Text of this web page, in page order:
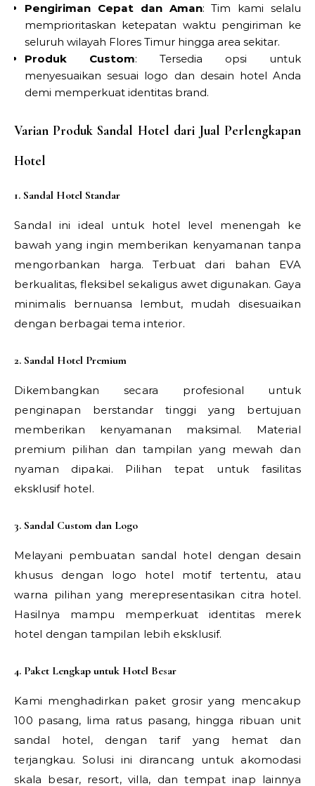
Pengiriman Cepat dan Aman: Tim kami selalu
memprioritaskan ketepatan waktu pengiriman ke
seluruh wilayah Flores Timur hingga area sekitar.
Produk Custom: Tersedia opsi untuk
menyesuaikan sesuai logo dan desain hotel Anda
demi memperkuat identitas brand.
Varian Produk Sandal Hotel dari Jual Perlengkapan
Hotel
1. Sandal Hotel Standar
Sandal ini ideal untuk hotel level menengah ke
bawah yang ingin memberikan kenyamanan tanpa
mengorbankan harga. Terbuat dari bahan EVA
berkualitas, fleksibel sekaligus awet digunakan. Gaya
minimalis bernuansa lembut, mudah disesuaikan
dengan berbagai tema interior.
2. Sandal Hotel Premium
Dikembangkan secara profesional untuk
penginapan berstandar tinggi yang bertujuan
memberikan kenyamanan maksimal. Material
premium pilihan dan tampilan yang mewah dan
nyaman dipakai. Pilihan tepat untuk fasilitas
eksklusif hotel.
3. Sandal Custom dan Logo
Melayani pembuatan sandal hotel dengan desain
khusus dengan logo hotel motif tertentu, atau
warna pilihan yang merepresentasikan citra hotel.
Hasilnya mampu memperkuat identitas merek
hotel dengan tampilan lebih eksklusif.
4. Paket Lengkap untuk Hotel Besar
Kami menghadirkan paket grosir yang mencakup
100 pasang, lima ratus pasang, hingga ribuan unit
sandal hotel, dengan tarif yang hemat dan
terjangkau. Solusi ini dirancang untuk akomodasi
skala besar, resort, villa, dan tempat inap lainnya